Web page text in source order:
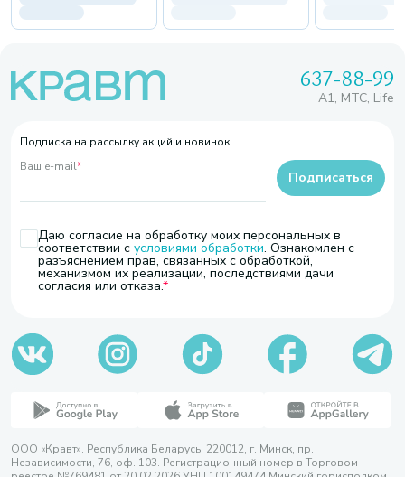
637-88-99
A1, МТС, Life
Подписка на рассылку акций и новинок
Ваш e-mail*
Даю согласие на обработку моих персональных в
соответствии с условиями обработки. Ознакомлен с
разъяснением прав, связанных с обработкой,
механизмом их реализации, последствиями дачи
согласия или отказа.
Подписаться
ООО «Кравт». Республика Беларусь, 220012, г. Минск, пр.
Независимости, 76, оф. 103. Регистрационный номер в Торговом